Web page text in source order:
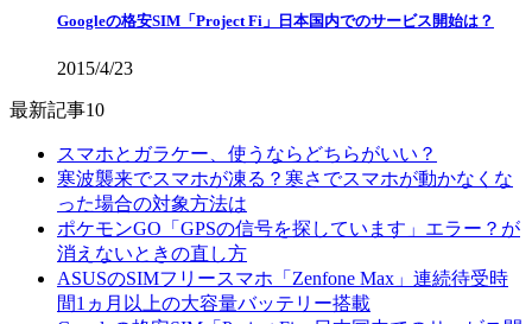
Googleの格安SIM「Project Fi」日本国内でのサービス開始は？
2015/4/23
最新記事10
スマホとガラケー、使うならどちらがいい？
寒波襲来でスマホが凍る？寒さでスマホが動かなくな
った場合の対象方法は
ポケモンGO「GPSの信号を探しています」エラー？が
消えないときの直し方
ASUSのSIMフリースマホ「Zenfone Max」連続待受時
間1ヵ月以上の大容量バッテリー搭載